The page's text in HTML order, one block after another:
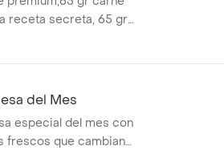
receta secreta, 65 gr
bañada salsa
caramelizada, tomate,
queso cheddar, lonja queso
salsa clandestina y papas
del Mes
especial del mes con
frescos que cambian